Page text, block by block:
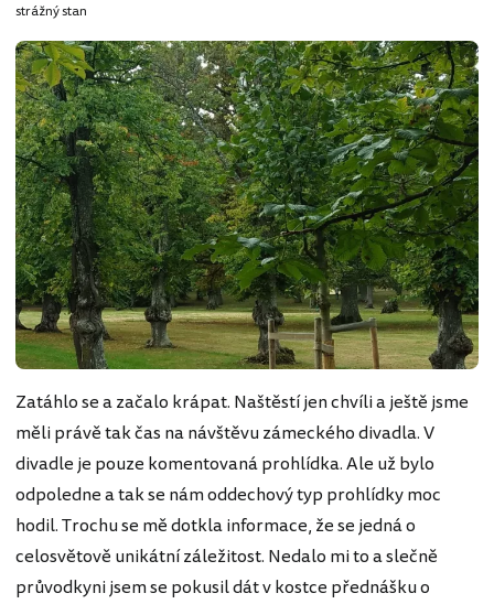
strážný stan
Zatáhlo se a začalo krápat. Naštěstí jen chvíli a ještě jsme
měli právě tak čas na návštěvu zámeckého divadla. V
divadle je pouze komentovaná prohlídka. Ale už bylo
odpoledne a tak se nám oddechový typ prohlídky moc
hodil. Trochu se mě dotkla informace, že se jedná o
celosvětově unikátní záležitost. Nedalo mi to a slečně
průvodkyni jsem se pokusil dát v kostce přednášku o